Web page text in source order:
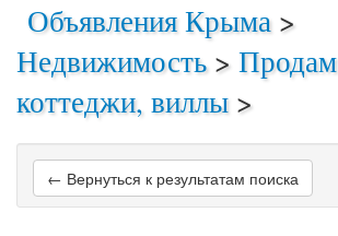
Объявления Крыма >
Недвижимость> Продам
коттеджи, виллы >
← Вернуться к результатам поиска